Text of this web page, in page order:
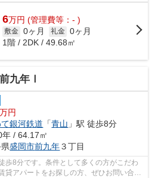
物件の...
6万円 (管理費等：- )
敷金 0ヶ月 礼金 0ヶ月
1階 / 2DK / 49.68㎡
九年Ⅰ
万円
銀河鉄道 「青山 」駅 徒歩8分
年 / 64.17㎡
盛岡市前九年３丁目
歩8分です。条件として多くの方がこだわ
貸アパートをお探しの方、ぜひお問い合わ